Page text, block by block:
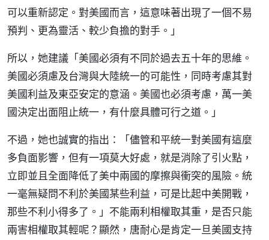
可以重新認定。對美國而言，這意味著出現了一個不易
預判、更為靈活、較少負擔的對手。」
所以，她建議「美國必須有不同於過去五十年的思維。
美國必須慮及台灣與大陸統一的可能性，同時考慮其對
美國利益及東亞安定的意涵。美國也必須考慮，萬一美
國決定出面阻止統一，有什麼具體可行之道。」
不過，她也誠實的指出：「儘管和平統一對美國有這麼
多負面影響，但有一項莫大好處，就是消除了引火點，
立即並且全面降低了美中兩國的摩擦與衝突的風險。統
一毫無疑問不利於美國某些利益，可是比起中美開戰，
那些不利小得多了。」不能兩利相權取其重，是否只能
兩害相權取其輕呢？顯然，唐耐心是肯定一旦美國支持